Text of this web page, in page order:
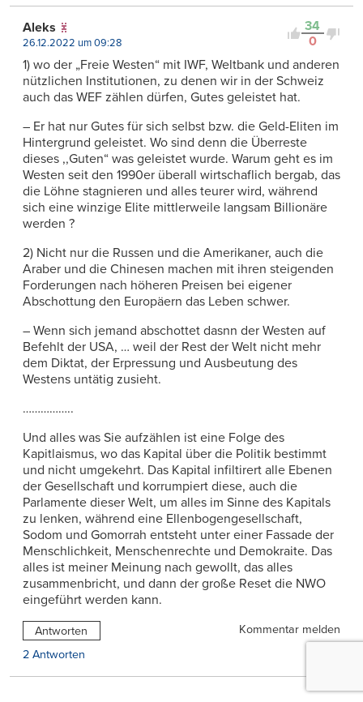
34
0
Aleks
26.12.2022 um 09:28
1) wo der „Freie Westen“ mit IWF, Weltbank und anderen
nützlichen Institutionen, zu denen wir in der Schweiz
auch das WEF zählen dürfen, Gutes geleistet hat.
– Er hat nur Gutes für sich selbst bzw. die Geld-Eliten im
Hintergrund geleistet. Wo sind denn die Überreste
dieses ,,Guten“ was geleistet wurde. Warum geht es im
Westen seit den 1990er überall wirtschaflich bergab, das
die Löhne stagnieren und alles teurer wird, während
sich eine winzige Elite mittlerweile langsam Billionäre
werden ?
2) Nicht nur die Russen und die Amerikaner, auch die
Araber und die Chinesen machen mit ihren steigenden
Forderungen nach höheren Preisen bei eigener
Abschottung den Europäern das Leben schwer.
– Wenn sich jemand abschottet dasnn der Westen auf
Befehlt der USA, … weil der Rest der Welt nicht mehr
dem Diktat, der Erpressung und Ausbeutung des
Westens untätig zusieht.
……………..
Und alles was Sie aufzählen ist eine Folge des
Kapitlaismus, wo das Kapital über die Politik bestimmt
und nicht umgekehrt. Das Kapital infiltirert alle Ebenen
der Gesellschaft und korrumpiert diese, auch die
Parlamente dieser Welt, um alles im Sinne des Kapitals
zu lenken, während eine Ellenbogengesellschaft,
Sodom und Gomorrah entsteht unter einer Fassade der
Menschlichkeit, Menschenrechte und Demokraite. Das
alles ist meiner Meinung nach gewollt, das alles
zusammenbricht, und dann der große Reset die NWO
eingeführt werden kann.
Antworten
Kommentar melden
2 Antworten